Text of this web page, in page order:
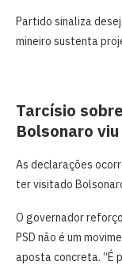
Partido sinaliza
mineiro sustenta
Tarcísio
Bolsonaro
As declarações
ter visitado
O governador
PSD não é um
aposta concreta. “É